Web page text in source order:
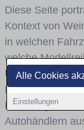
Alle Cookies
Einstellungen
Diese Seite
Kontext von
in welchen
welche
Umlandverkehr
Fahrertypen die
Fahrzeuge
Autohändlern